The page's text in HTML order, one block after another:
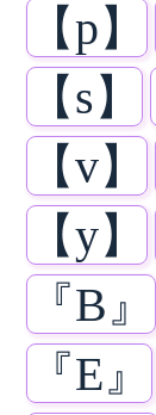
【p】
【s】
【v】
【y】
『B』
『E』